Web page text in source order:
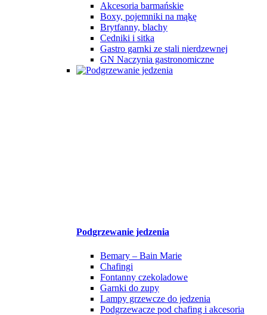
Akcesoria barmańskie
Boxy, pojemniki na mąkę
Brytfanny, blachy
Cedniki i sitka
Gastro garnki ze stali nierdzewnej
GN Naczynia gastronomiczne
Podgrzewanie jedzenia
Bemary – Bain Marie
Chafingi
Fontanny czekoladowe
Garnki do zupy
Lampy grzewcze do jedzenia
Podgrzewacze pod chafing i akcesoria